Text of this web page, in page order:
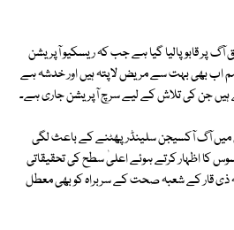
پر قابو پالیا گیا ہے جب کہ ریسکیو آپریشن
نکالاگیا تاہم اب بھی بہت سے مریض لاپتہ ہیں اور خدشہ ہے
ہیں جن کی تلاش کے لیے سرچ آپریشن جاری ہے۔
میں آگ آکسیجن سلینڈر پھٹنے کے باعث لگی
کا اظہار کرتے ہوئے اعلیٰ سطح کی تحقیقاتی
قار کے شعبہ صحت کے سربراہ کو بھی معطل